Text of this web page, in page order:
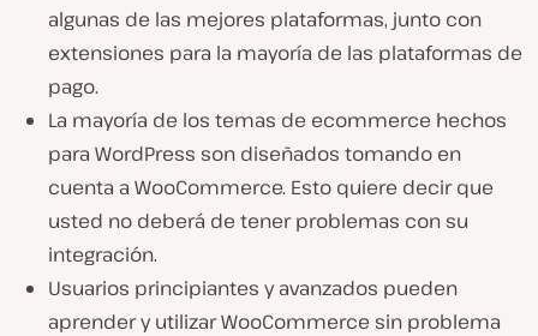
algunas de las mejores plataformas, junto con
extensiones para la mayoría de las plataformas de
pago.
La mayoría de los temas de ecommerce hechos
para WordPress son diseñados tomando en
cuenta a WooCommerce. Esto quiere decir que
usted no deberá de tener problemas con su
integración.
Usuarios principiantes y avanzados pueden
aprender y utilizar WooCommerce sin problema